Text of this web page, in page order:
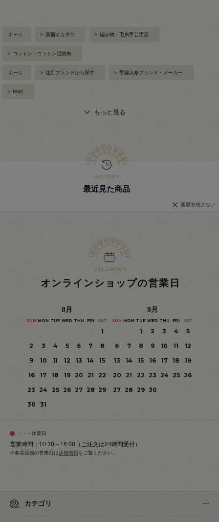
ホーム > 新宿オカダヤ > 編み物・毛糸手芸用品
> コットン・コットン混紡糸
ホーム > 注目ブランドから探す > 手編み糸ブランド・メーカー
> DMC
もっと見る
最近見た商品
履歴を残さない
オンラインショップの営業日
8月
SUN MON TUE WED THU FRI SAT
1
2
3 4 5 6 7
8
9
10 11 12 13 14
15
16
17 18 19 20 21
22
23
24 25 26 27 28 29
30
31
9月
SUN MON TUE WED THU FRI SAT
1 2 3 4
5
6
7 8 9 10 11
12
13
14 15 16 17 18
19
20
21 22 23 24 25
26
27 28 29 30
・・・休業日
営業時間：10:30～16:00（ご注文は24時間受付）
※各実店舗の営業日は 店舗情報をご覧ください。
カテゴリ